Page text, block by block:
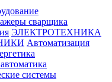
сварщика
ЭЛЕКТРОТЕХНИКА
Автоматизация
системы